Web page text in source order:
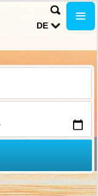
DE